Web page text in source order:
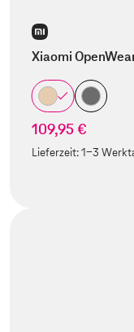
Xiaomi
109,95 €
Lieferzeit:1-3